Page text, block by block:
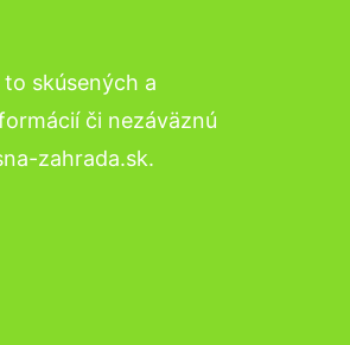
skúsených a
či nezáväznú
zahrada.sk.